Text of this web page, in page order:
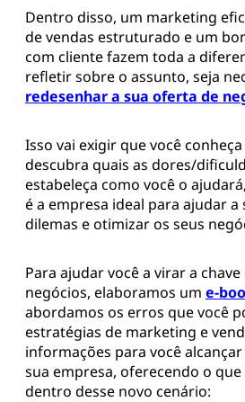
Dentro disso, um marketing
de vendas estruturado e um
com cliente fazem toda a
refletir sobre o assunto, seja
redesenhar a sua oferta de
Isso vai exigir que você
descubra quais as dores/
estabeleça como você o
é a empresa ideal para ajudar a
dilemas e otimizar os seus
Para ajudar você a virar a
negócios, elaboramos um e-
abordamos os erros que você
estratégias de marketing e
informações para você
sua empresa, oferecendo o
dentro desse novo cenário: